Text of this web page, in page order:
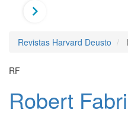
Revistas Harvard Deusto
RF
Robert